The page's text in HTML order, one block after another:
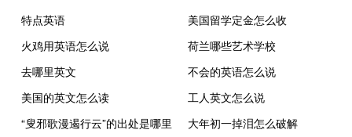
特点英语
美国留学定金怎么收
火鸡用英语怎么说
荷兰哪些艺术学校
去哪里英文
不会的英语怎么说
美国的英文怎么读
工人英文怎么说
“叟邪歌漫遏行云”的出处是哪里
大年初一掉泪怎么破解